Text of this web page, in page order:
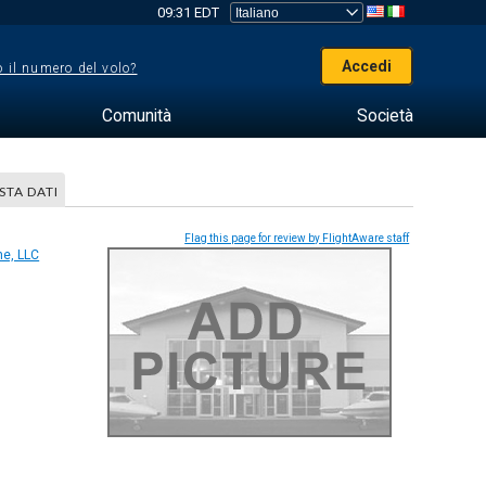
09:31 EDT
il numero del volo? Accedi
Comunità Società
DATI
Flag this page for review by FlightAware staff